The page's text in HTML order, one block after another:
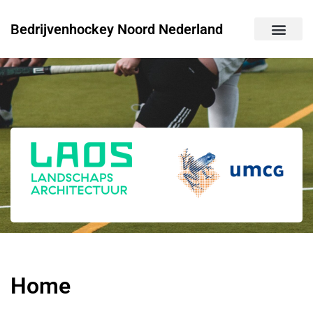
Bedrijvenhockey Noord Nederland
Home